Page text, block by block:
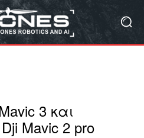
3 και
Mavic 2 pro